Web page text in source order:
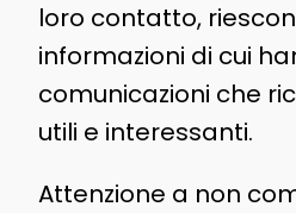
loro contatto,
informazioni di cui
comunicazioni che
utili e interessanti.
Attenzione a non